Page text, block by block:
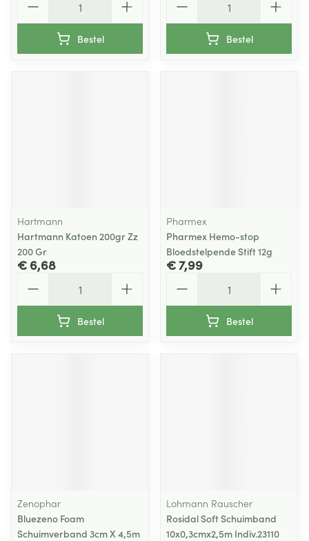
Bestel Bestel
Hartmann
Hartmann Katoen 200gr Zz
200 Gr
€ 6,68
Bestel
Pharmex
Pharmex Hemo-stop
Bloedstelpende Stift 12g
€ 7,99
Bestel
Zenophar
Bluezeno Foam
Schuimverband 3cm X 4,5m
Lohmann Rauscher
Rosidal Soft Schuimband
10x0,3cmx2,5m Indiv.23110